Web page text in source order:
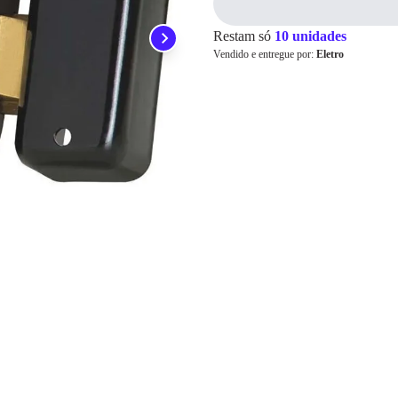
Restam só 10 unidades
Vendido e entregue por: Eletro